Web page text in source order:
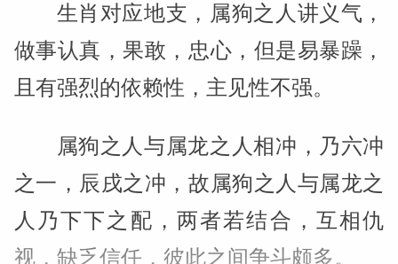
生肖对应地支，属狗之人讲义气，
做事认真，果敢，忠心，但是易暴躁，
且有强烈的依赖性，主见性不强。
属狗之人与属龙之人相冲，乃六冲
之一，辰戌之冲，故属狗之人与属龙之
人乃下下之配，两者若结合，互相仇
视，缺乏信任，彼此之间争斗颇多。